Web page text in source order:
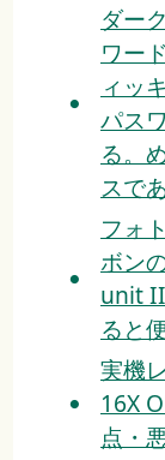
ダー
ワー
ィッ
パス
る。
スで
フォ
ボン
unit
ると
実機
16X
点・